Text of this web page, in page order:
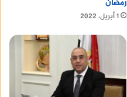
رمضان
1 أبريل، 2022